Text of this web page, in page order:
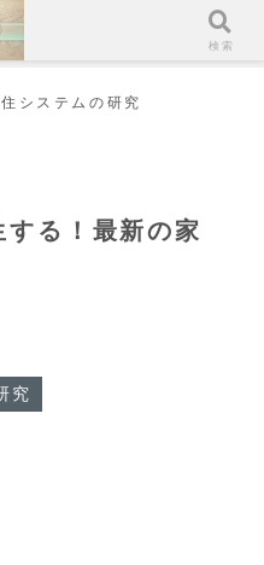
システムの研究
る！最新の家
究
検索